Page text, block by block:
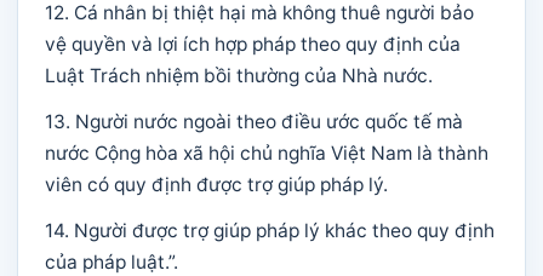
12. Cá nhân bị thiệt hại mà không thuê người bảo
vệ quyền và lợi ích hợp pháp theo quy định của
Luật Trách nhiệm bồi thường của Nhà nước.
13. Người nước ngoài theo điều ước quốc tế mà
nước Cộng hòa xã hội chủ nghĩa Việt Nam là thành
viên có quy định được trợ giúp pháp lý.
14. Người được trợ giúp pháp lý khác theo quy định
của pháp luật.”.